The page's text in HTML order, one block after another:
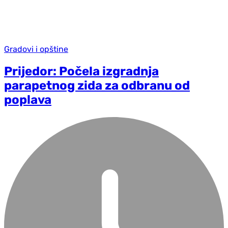
Gradovi i opštine
Prijedor: Počela izgradnja
parapetnog zida za odbranu od
poplava